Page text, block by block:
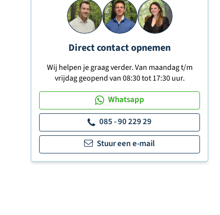
Direct contact opnemen
Wij helpen je graag verder. Van maandag t/m
vrijdag geopend van 08:30 tot 17:30 uur.
Whatsapp
085 - 90 229 29
Stuur een e-mail